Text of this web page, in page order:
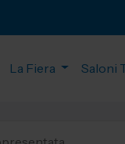
La Fiera Saloni